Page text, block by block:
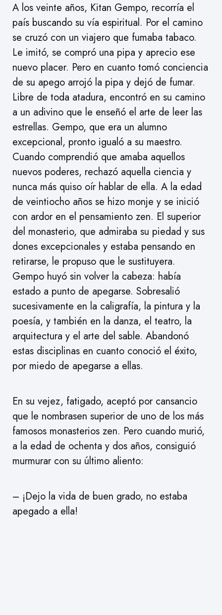
A los veinte años, Kitan Gempo, recorría el
país buscando su vía espiritual. Por el camino
se cruzó con un viajero que fumaba tabaco.
Le imitó, se compró una pipa y aprecio ese
nuevo placer. Pero en cuanto tomó conciencia
de su apego arrojó la pipa y dejó de fumar.
Libre de toda atadura, encontró en su camino
a un adivino que le enseñó el arte de leer las
estrellas. Gempo, que era un alumno
excepcional, pronto igualó a su maestro.
Cuando comprendió que amaba aquellos
nuevos poderes, rechazó aquella ciencia y
nunca más quiso oír hablar de ella. A la edad
de veintiocho años se hizo monje y se inició
con ardor en el pensamiento zen. El superior
del monasterio, que admiraba su piedad y sus
dones excepcionales y estaba pensando en
retirarse, le propuso que le sustituyera.
Gempo huyó sin volver la cabeza: había
estado a punto de apegarse. Sobresalió
sucesivamente en la caligrafía, la pintura y la
poesía, y también en la danza, el teatro, la
arquitectura y el arte del sable. Abandonó
estas disciplinas en cuanto conoció el éxito,
por miedo de apegarse a ellas.
En su vejez, fatigado, aceptó por cansancio
que le nombrasen superior de uno de los más
famosos monasterios zen. Pero cuando murió,
a la edad de ochenta y dos años, consiguió
murmurar con su último aliento:
– ¡Dejo la vida de buen grado, no estaba
apegado a ella!